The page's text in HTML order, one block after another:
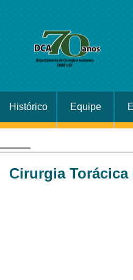
Histórico Equipe
Cirurgia